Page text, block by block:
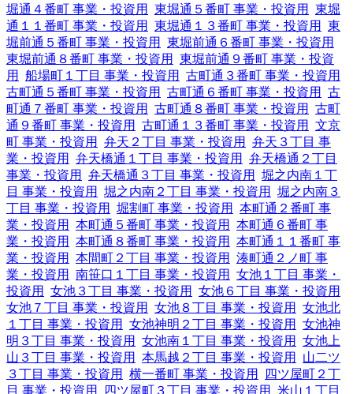
堀通４番町 事業・投資用
東堀通５番町 事業・投資用
東堀
通１１番町 事業・投資用
東堀通１３番町 事業・投資用
東
堀前通５番町 事業・投資用
東堀前通６番町 事業・投資用
東堀前通８番町 事業・投資用
東堀前通９番町 事業・投資
用
船場町１丁目 事業・投資用
古町通３番町 事業・投資用
古町通５番町 事業・投資用
古町通６番町 事業・投資用
古
町通７番町 事業・投資用
古町通８番町 事業・投資用
古町
通９番町 事業・投資用
古町通１３番町 事業・投資用
文京
町 事業・投資用
弁天２丁目 事業・投資用
弁天３丁目 事
業・投資用
弁天橋通１丁目 事業・投資用
弁天橋通２丁目
事業・投資用
弁天橋通３丁目 事業・投資用
堀之内南１丁
目 事業・投資用
堀之内南２丁目 事業・投資用
堀之内南３
丁目 事業・投資用
堀割町 事業・投資用
本町通２番町 事
業・投資用
本町通５番町 事業・投資用
本町通６番町 事
業・投資用
本町通８番町 事業・投資用
本町通１１番町 事
業・投資用
本間町２丁目 事業・投資用
湊町通２ノ町 事
業・投資用
南笹口１丁目 事業・投資用
女池１丁目 事業・
投資用
女池３丁目 事業・投資用
女池６丁目 事業・投資用
女池７丁目 事業・投資用
女池８丁目 事業・投資用
女池北
１丁目 事業・投資用
女池神明２丁目 事業・投資用
女池神
明３丁目 事業・投資用
女池南１丁目 事業・投資用
女池上
山３丁目 事業・投資用
本馬越２丁目 事業・投資用
山二ツ
３丁目 事業・投資用
横一番町 事業・投資用
四ツ屋町２丁
目 事業・投資用
四ツ屋町３丁目 事業・投資用 米山１丁目